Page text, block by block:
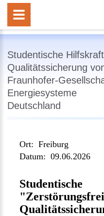
Studentische
Qualitätssicherung
Fraunhofer-
Energiesysteme
Deutschland
Ort: Freiburg
Datum: 09.06.2026